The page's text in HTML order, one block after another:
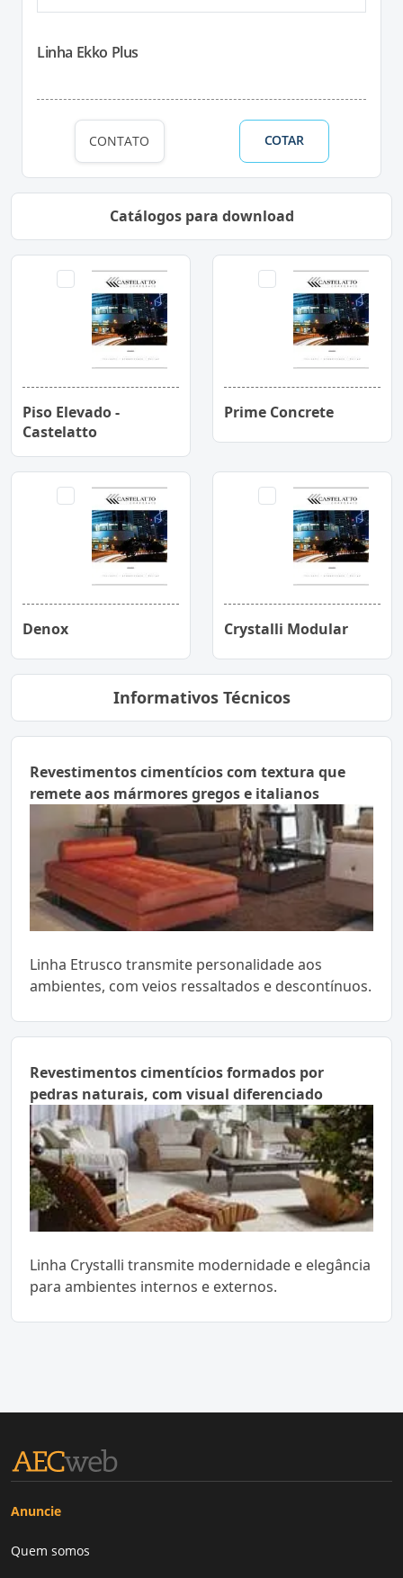
Linha Ekko Plus
CONTATO COTAR
Catálogos para download
Piso Elevado -
Castelatto
Prime Concrete
Denox Crystalli Modular
Informativos Técnicos
Revestimentos cimentícios com textura que
remete aos mármores gregos e italianos
Linha Etrusco transmite personalidade aos
ambientes, com veios ressaltados e descontínuos.
Revestimentos cimentícios formados por
pedras naturais, com visual diferenciado
Linha Crystalli transmite modernidade e elegância
para ambientes internos e externos.
Anuncie
Quem somos